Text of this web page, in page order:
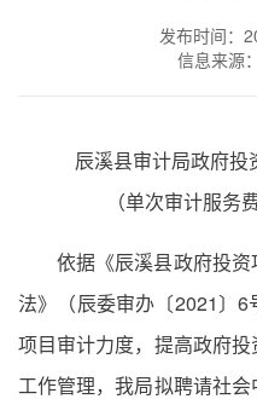
发布时间：
信息来源
辰溪县审计局政府
（单次审计服务
依据《辰溪县政府投
法》（辰委审办〔2021〕
项目审计力度，提高政府
工作管理，我局拟聘请社